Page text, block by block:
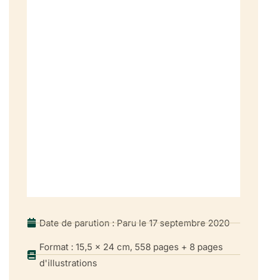
Date de parution : Paru le 17 septembre 2020
Format : 15,5 x 24 cm, 558 pages + 8 pages
d'illustrations